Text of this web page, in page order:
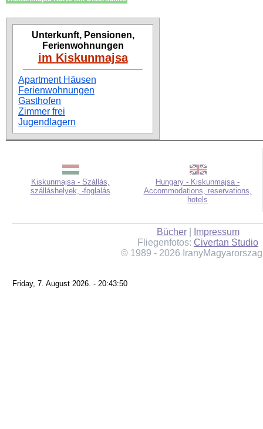
Unterkunft, Pensionen,
Ferienwohnungen
im Kiskunmajsa
Apartment Häusen
Ferienwohnungen
Gasthofen
Zimmer frei
Jugendlagern
Kiskunmajsa - Szállás,
szálláshelyek, -foglalás
Hungary - Kiskunmajsa -
Accommodations, reservations,
hotels
Bücher|
Impressum
Fliegenfotos: Civertan Studio
© 1989 - 2026
Friday, 7. August 2026. - 20:43:50